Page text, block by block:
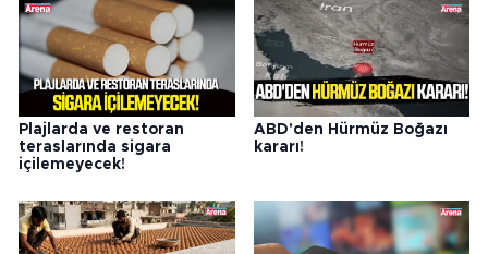
Plajlarda ve restoran
teraslarında sigara
içilemeyecek!
ABD'den Hürmüz Boğazı
kararı!